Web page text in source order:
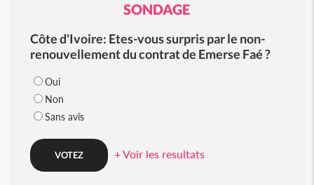
SONDAGE
Côte d'Ivoire: Etes-vous surpris par le non-
renouvellement du contrat de Emerse Faé ?
Oui
Non
Sans avis
+ Voir les resultats